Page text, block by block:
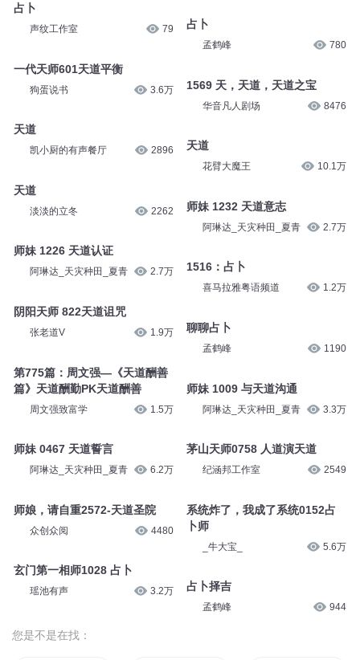
占卜
声纹工作室 79
一代天师601天道平衡
狗蛋说书 3.6万
天道
凯小厨的有声餐厅 2896
天道
淡淡的立冬 2262
师妹 1226 天道认证
阿琳达_天灾种田_夏青 2.7万
阴阳天师 822天道诅咒
张老道V 1.9万
第775篇：周文强—《天道酬善
篇》天道酬勤PK天道酬善
周文强致富学 1.5万
师妹 0467 天道誓言
阿琳达_天灾种田_夏青 6.2万
师娘，请自重2572-天道圣院
众创众阅 4480
玄门第一相师1028 占卜
瑶池有声 3.2万
占卜
孟鹤峰 780
1569 天，天道，天道之宝
华音凡人剧场 8476
天道
花臂大魔王 10.1万
师妹 1232 天道意志
阿琳达_天灾种田_夏青 2.7万
1516：占卜
喜马拉雅粤语频道 1.2万
聊聊占卜
孟鹤峰 1190
师妹 1009 与天道沟通
阿琳达_天灾种田_夏青 3.3万
茅山天师0758 人道演天道
纪涵邦工作室 2549
系统炸了，我成了系统0152占
卜师
_牛大宝_ 5.6万
占卜择吉
孟鹤峰 944
您是不是在找：